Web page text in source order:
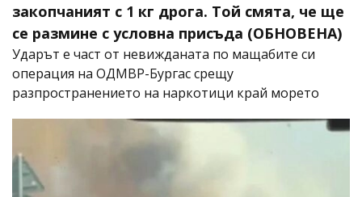
закопчаният с 1 кг дрога. Той смята, че ще
се размине с условна присъда (ОБНОВЕНА)
Ударът е част от невижданата по мащабите си
операция на ОДМВР-Бургас срещу
разпространението на наркотици край морето